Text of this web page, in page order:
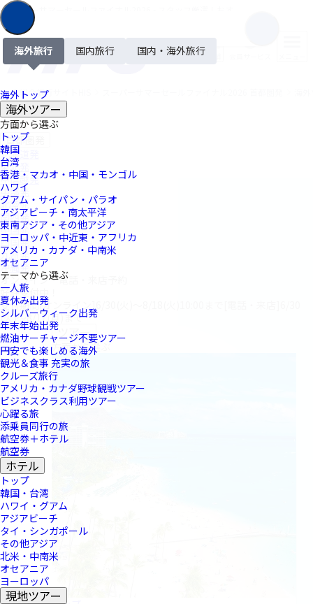
スーパーサマーセールファイナル2026 - スタッフ厳選！おすすめツアー
首都圏版
home 総合旅行サイトHIS
首都圏発
北海道発
東北発
甲信越発
中部発
北陸発
関西発
中国発
四国発
九州発
沖縄発
オンライン・電話・来店予約
好評受付中！
受付期間[オンライン]6/30(火)～8/18(火)10:00まで
(火)～8/17(月)まで
ツアー
方面から選ぶ
海外旅行 国内旅行 国内・海外旅行
海外トップ
海外ツアー
方面から選ぶ
トップ
韓国
台湾
香港・マカオ・中国・モンゴル
ハワイ
グアム・サイパン・パラオ
アジアビーチ・南太平洋
東南アジア・その他アジア
ヨーロッパ・中近東・アフリカ
アメリカ・カナダ・中南米
オセアニア
テーマから選ぶ
一人旅
夏休み出発
シルバーウィーク出発
年末年始出発
燃油サーチャージ不要ツアー
円安でも楽しめる海外
観光＆食事 充実の旅
クルーズ旅行
アメリカ・カナダ野球観戦ツアー
ビジネスクラス利用ツアー
心躍る旅
添乗員同行の旅
航空券＋ホテル
航空券
ホテル
トップ
韓国・台湾
ハワイ・グアム
アジアビーチ
タイ・シンガポール
その他アジア
北米・中南米
オセアニア
ヨーロッパ
現地ツアー